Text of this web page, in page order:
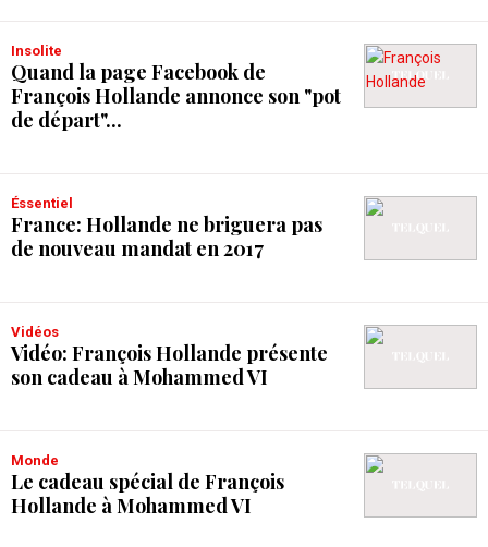
Insolite
Quand la page Facebook de
François Hollande annonce son "pot
de départ"...
Éssentiel
France: Hollande ne briguera pas
de nouveau mandat en 2017
Vidéos
Vidéo: François Hollande présente
son cadeau à Mohammed VI
Monde
Le cadeau spécial de François
Hollande à Mohammed VI